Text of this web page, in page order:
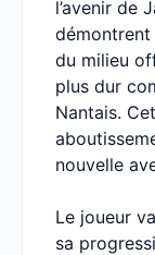
l’avenir de
du milieu
plus dur
Nantais.
nouvelle
Le joueur
sa